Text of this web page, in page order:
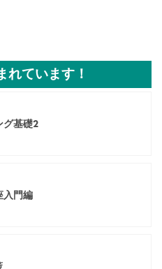
れています！
グ基礎2
入門編